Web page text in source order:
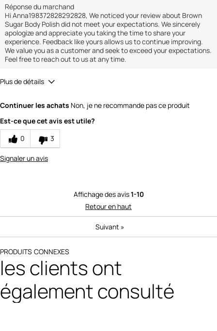
Réponse du marchand
Hi Anna198372828292828, We noticed your review about Brown
Sugar Body Polish did not meet your expectations. We sincerely
apologize and appreciate you taking the time to share your
experience. Feedback like yours allows us to continue improving.
We value you as a customer and seek to exceed your expectations.
Feel free to reach out to us at any time.
Plus de détails
Continuer les achats Non, je ne recommande pas ce produit
Est-ce que cet avis est utile?
0
3
Signaler un avis
Affichage des avis1-10
Retour en haut
Suivant »
PRODUITS CONNEXES
les clients ont
également consulté